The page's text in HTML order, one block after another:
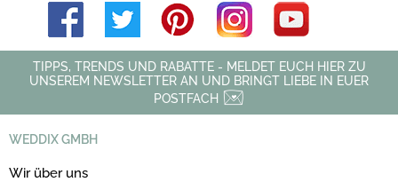
TIPPS, TRENDS UND RABATTE - MELDET EUCH HIER ZU
UNSEREM NEWSLETTER AN UND BRINGT LIEBE IN EUER
POSTFACH
WEDDIX GMBH
Wir über uns